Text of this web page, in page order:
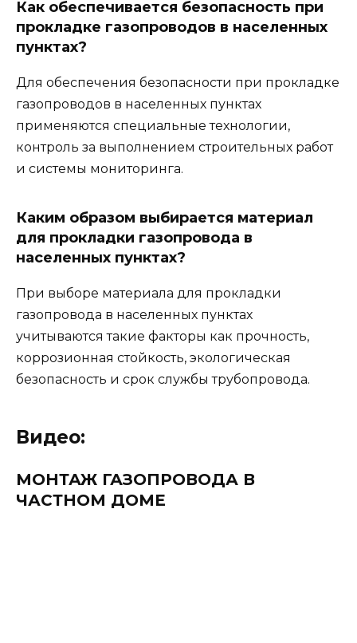
Как обеспечивается безопасность при
прокладке газопроводов в населенных
пунктах?
Для обеспечения безопасности при прокладке
газопроводов в населенных пунктах
применяются специальные технологии,
контроль за выполнением строительных работ
и системы мониторинга.
Каким образом выбирается материал
для прокладки газопровода в
населенных пунктах?
При выборе материала для прокладки
газопровода в населенных пунктах
учитываются такие факторы как прочность,
коррозионная стойкость, экологическая
безопасность и срок службы трубопровода.
Видео:
МОНТАЖ ГАЗОПРОВОДА В
ЧАСТНОМ ДОМЕ